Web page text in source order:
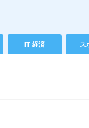
IT 経済 ス